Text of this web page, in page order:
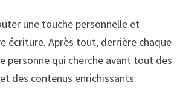
une touche personnelle et
écriture. Après tout, derrière chaque
personne qui cherche avant tout des
des contenus enrichissants.